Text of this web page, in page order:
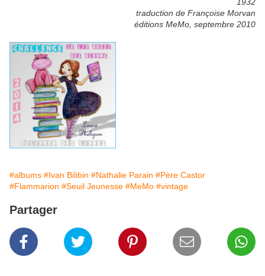
traduction de Françoise Morvan
éditions MeMo, septembre 2010
#albums #Ivan Bilibin #Nathalie Parain #Père Castor
#Flammarion #Seuil Jeunesse #MeMo #vintage
Partager